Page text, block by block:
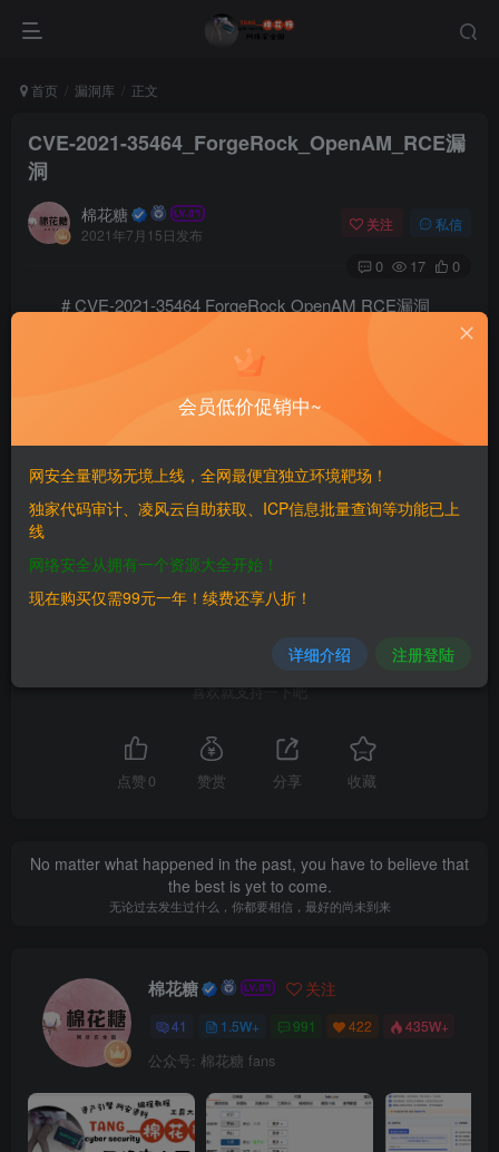
首页 漏洞库 正文
CVE-2021-35464_ForgeRock_OpenAM_RCE漏
洞
棉花糖
2021年7月15日发布
关注 私信
0 17 0
# CVE-2021-35464 ForgeRock OpenAM RCE漏洞
©版权声明
文章版权归作者所有，未经允许请勿转载。
THE END
喜欢就支持一下吧
点赞 0 赞赏 分享 收藏
No matter what happened in the past, you have to believe that
the best is yet to come.
无论过去发生过什么，你都要相信，最好的尚未到来
棉花糖 关注
41 1.5W+ 991 422 435W+
公众号: 棉花糖 fans
会员低价促销中~
网安全量靶场无境上线，全网最便宜独立环境靶场！
独家代码审计、凌风云自助获取、ICP信息批量查询等功能已上
线
网络安全从拥有一个资源大全开始！
现在购买仅需99元一年！续费还享八折！
详细介绍 注册登陆